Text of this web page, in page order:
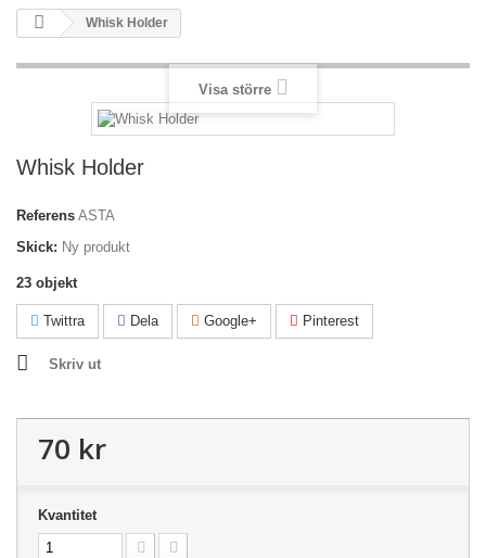
Whisk Holder
Visa större
Whisk Holder
Referens ASTA
Skick: Ny produkt
23 objekt
Twittra Dela Google+ Pinterest
Skriv ut
70 kr
Kvantitet